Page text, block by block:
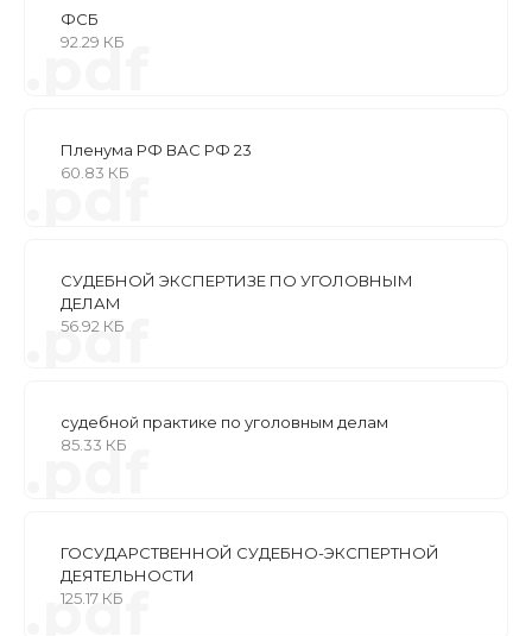
ФСБ
92.29 КБ
.pdf
Пленума РФ ВАС РФ 23
60.83 КБ
.pdf
СУДЕБНОЙ ЭКСПЕРТИЗЕ ПО УГОЛОВНЫМ
ДЕЛАМ
56.92 КБ
.pdf
судебной практике по уголовным делам
85.33 КБ
.pdf
ГОСУДАРСТВЕННОЙ СУДЕБНО-ЭКСПЕРТНОЙ
ДЕЯТЕЛЬНОСТИ
125.17 КБ
.pdf